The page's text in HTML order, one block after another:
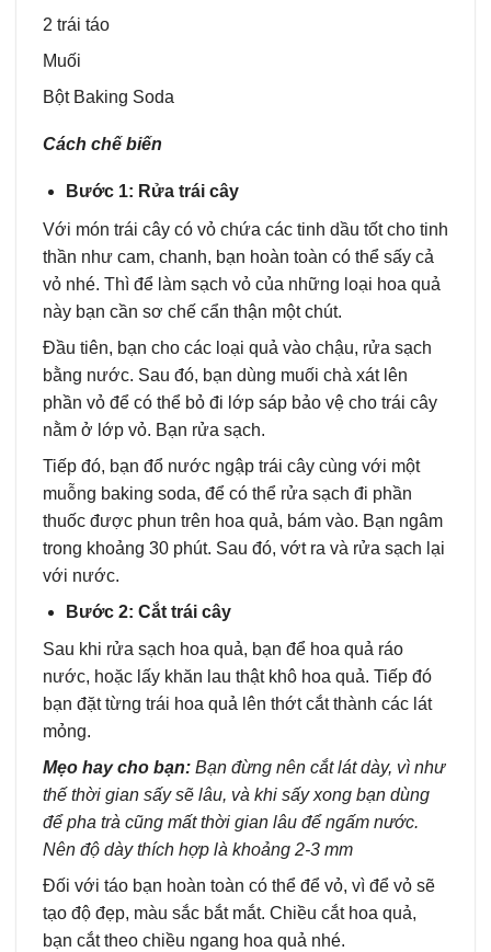
2 trái táo
Muối
Bột Baking Soda
Cách chế biến
Bước 1: Rửa trái cây
Với món trái cây có vỏ chứa các tinh dầu tốt cho tinh
thần như cam, chanh, bạn hoàn toàn có thể sấy cả
vỏ nhé. Thì để làm sạch vỏ của những loại hoa quả
này bạn cần sơ chế cẩn thận một chút.
Đầu tiên, bạn cho các loại quả vào chậu, rửa sạch
bằng nước. Sau đó, bạn dùng muối chà xát lên
phần vỏ để có thể bỏ đi lớp sáp bảo vệ cho trái cây
nằm ở lớp vỏ. Bạn rửa sạch.
Tiếp đó, bạn đổ nước ngập trái cây cùng với một
muỗng baking soda, để có thể rửa sạch đi phần
thuốc được phun trên hoa quả, bám vào. Bạn ngâm
trong khoảng 30 phút. Sau đó, vớt ra và rửa sạch lại
với nước.
Bước 2: Cắt trái cây
Sau khi rửa sạch hoa quả, bạn để hoa quả ráo
nước, hoặc lấy khăn lau thật khô hoa quả. Tiếp đó
bạn đặt từng trái hoa quả lên thớt cắt thành các lát
mỏng.
Mẹo hay cho bạn: Bạn đừng nên cắt lát dày, vì như
thế thời gian sấy sẽ lâu, và khi sấy xong bạn dùng
để pha trà cũng mất thời gian lâu để ngấm nước.
Nên độ dày thích hợp là khoảng 2-3 mm
Đối với táo bạn hoàn toàn có thể để vỏ, vì để vỏ sẽ
tạo độ đẹp, màu sắc bắt mắt. Chiều cắt hoa quả,
bạn cắt theo chiều ngang hoa quả nhé.